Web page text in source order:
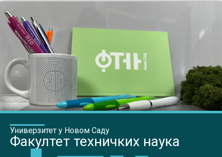
Универзитет у Новом Саду
Факултет техничких наука